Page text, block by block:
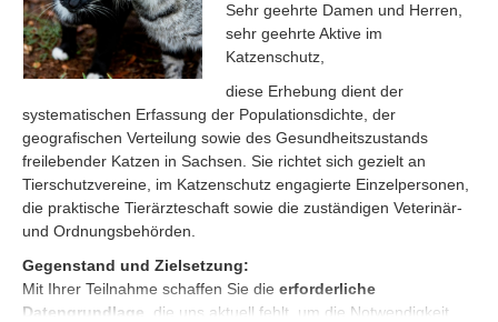
Sehr geehrte Damen und Herren,
sehr geehrte Aktive im
Katzenschutz,
diese Erhebung dient der
systematischen Erfassung der Populationsdichte, der
geografischen Verteilung sowie des Gesundheitszustands
freilebender Katzen in Sachsen. Sie richtet sich gezielt an
Tierschutzvereine, im Katzenschutz engagierte Einzelpersonen,
die praktische Tierärzteschaft sowie die zuständigen Veterinär-
und Ordnungsbehörden.
Gegenstand und Zielsetzung:
Mit Ihrer Teilnahme schaffen Sie die erforderliche
Datengrundlage , die uns aktuell fehlt, um die Notwendigkeit